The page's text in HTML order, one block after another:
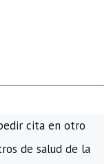
cita en otro
de salud de la